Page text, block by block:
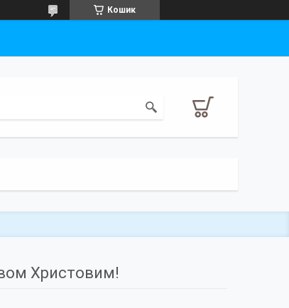
Кошик
Христовим!